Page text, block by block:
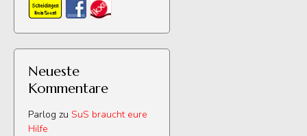
Neueste
Kommentare
Parlog zu SuS braucht eure
Hilfe